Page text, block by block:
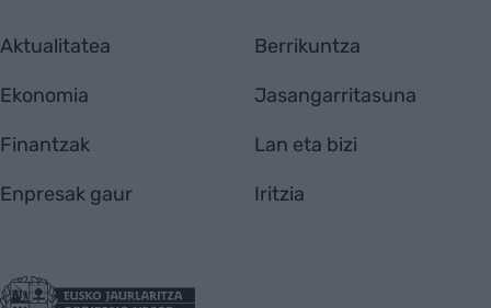
Aktualitatea
Ekonomia
Finantzak
Enpresak gaur
Berrikuntza
Jasangarritasuna
Lan eta bizi
Iritzia